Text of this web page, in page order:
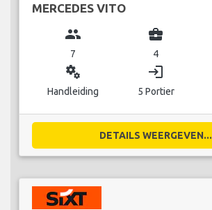
MERCEDES VITO
group
7
business_center
4
miscellaneous_services
Handleiding
login
5 Portier
DETAILS WEERGEVEN...